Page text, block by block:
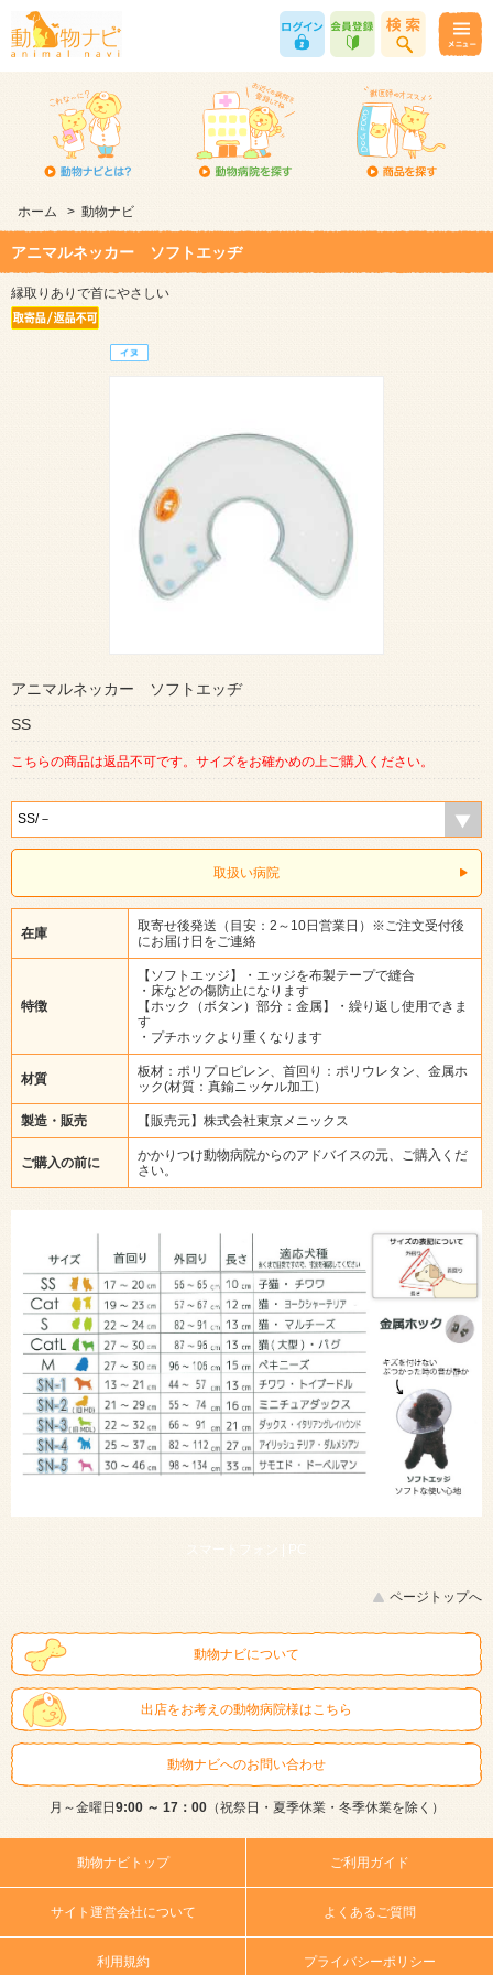
ホーム > 動物ナビ
アニマルネッカー ソフトエッヂ
縁取りありで首にやさしい
アニマルネッカー ソフトエッヂ
SS
こちらの商品は返品不可です。サイズをお確かめの上ご購入ください。
取扱い病院
在庫
取寄せ後発送（目安：2～10日営業日）※ご注文受付後
にお届け日をご連絡
特徴
【ソフトエッジ】・エッジを布製テープで縫合
・床などの傷防止になります
【ホック（ボタン）部分：金属】・繰り返し使用できま
す
・プチホックより重くなります
材質
板材：ポリプロピレン、首回り：ポリウレタン、金属ホ
ック(材質：真鍮ニッケル加工）
製造・販売 【販売元】株式会社東京メニックス
ご購入の前に
かかりつけ動物病院からのアドバイスの元、ご購入くだ
さい。
スマートフォン | PC
ページトップへ
動物ナビについて
出店をお考えの動物病院様はこちら
動物ナビへのお問い合わせ
月～金曜日9:00 ～ 17：00（祝祭日・夏季休業・冬季休業を除く）
動物ナビトップ ご利用ガイド
サイト運営会社について よくあるご質問
利用規約 プライバシーポリシー